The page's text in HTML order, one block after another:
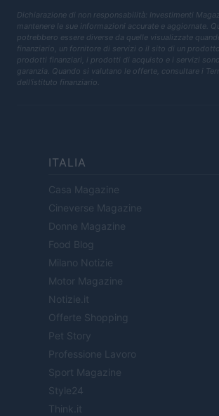
Dichiarazione di non responsabilità: Investimenti
mantenere le sue informazioni accurate e aggiornate.
potrebbero essere diverse da quelle visualizzate
finanziario, un fornitore di servizi o il sito di un
prodotti finanziari, i prodotti di acquisto e i servizi
garanzia. Quando si valutano le offerte, consultare i
dell'istituto finanziario.
ITALIA
Casa Magazine
Cineverse Magazine
Donne Magazine
Food Blog
Milano Notizie
Motor Magazine
Notizie.it
Offerte Shopping
Pet Story
Professione Lavoro
Sport Magazine
Style24
Think.it